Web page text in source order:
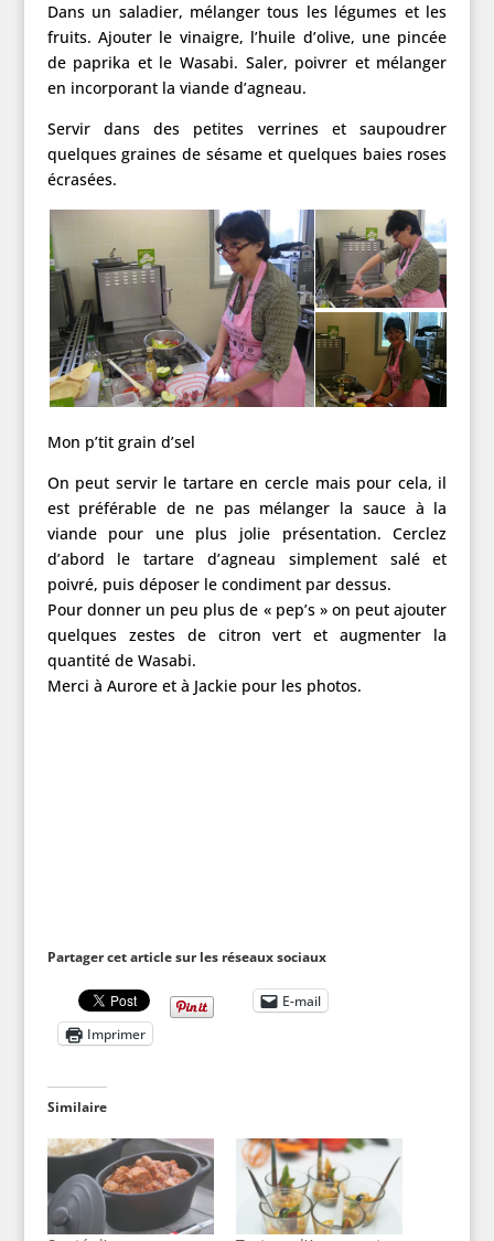
Dans un saladier, mélanger tous les légumes et les
fruits. Ajouter le vinaigre, l’huile d’olive, une pincée
de paprika et le Wasabi. Saler, poivrer et mélanger
en incorporant la viande d’agneau.
Servir dans des petites verrines et saupoudrer
quelques graines de sésame et quelques baies roses
écrasées.
Mon p’tit grain d’sel
On peut servir le tartare en cercle mais pour cela, il
est préférable de ne pas mélanger la sauce à la
viande pour une plus jolie présentation. Cerclez
d’abord le tartare d’agneau simplement salé et
poivré, puis déposer le condiment par dessus.
Pour donner un peu plus de « pep’s » on peut ajouter
quelques zestes de citron vert et augmenter la
quantité de Wasabi.
Merci à Aurore et à Jackie pour les photos.
Partager cet article sur les réseaux sociaux
E-mail
Imprimer
Similaire